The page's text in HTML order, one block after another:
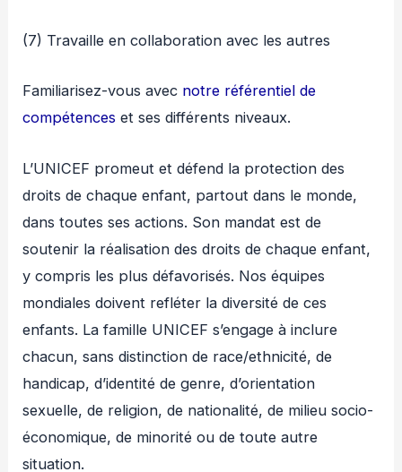
(7) Travaille en collaboration avec les autres
Familiarisez-vous avec notre référentiel de
compétences et ses différents niveaux.
L’UNICEF promeut et défend la protection des
droits de chaque enfant, partout dans le monde,
dans toutes ses actions. Son mandat est de
soutenir la réalisation des droits de chaque enfant,
y compris les plus défavorisés. Nos équipes
mondiales doivent refléter la diversité de ces
enfants. La famille UNICEF s’engage à inclure
chacun, sans distinction de race/ethnicité, de
handicap, d’identité de genre, d’orientation
sexuelle, de religion, de nationalité, de milieu socio-
économique, de minorité ou de toute autre
situation.